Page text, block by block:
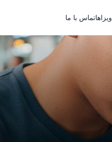
ویزاهاتماس با ما